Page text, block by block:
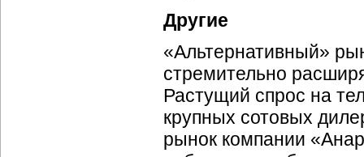
Другие
«Альтернативный»
стремительно
Растущий спрос на
крупных сотовых
рынок компании